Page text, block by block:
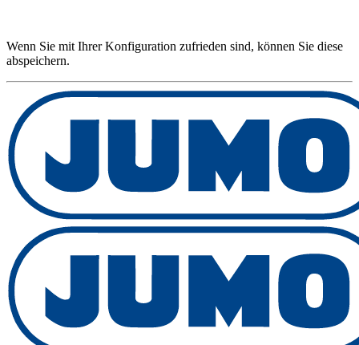
Wenn Sie mit Ihrer Konfiguration zufrieden sind, können Sie diese
abspeichern.